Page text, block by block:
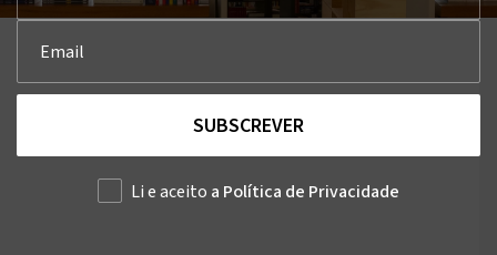
SUBSCREVER
Li e aceito a Política de Privacidade